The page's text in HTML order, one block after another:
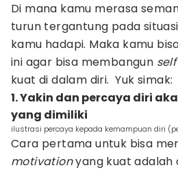
Di mana kamu merasa
turun tergantung pada
kamu hadapi. Maka kamu
ini agar bisa membangun
kuat di dalam diri. Yuk simak:
1. Yakin dan percaya diri
yang dimiliki
ilustrasi percaya kepada kemampuan diri
Cara pertama untuk bisa
motivationyang kuat adalah